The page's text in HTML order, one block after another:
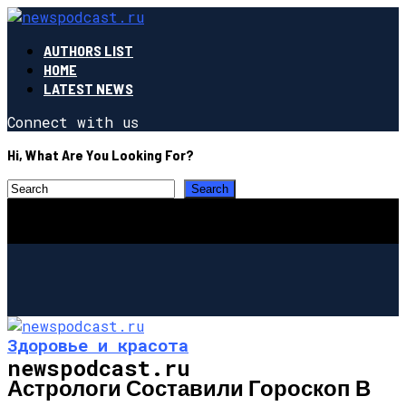
AUTHORS LIST
HOME
LATEST NEWS
Connect with us
Hi, What Are You Looking For?
newspodcast.ru
Здоровье и красота
Астрологи Составили Гороскоп В